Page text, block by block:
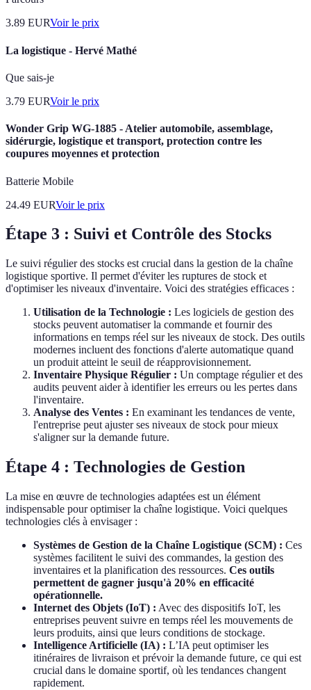
3.89 EURVoir le prix
La logistique - Hervé Mathé
Que sais-je
3.79 EURVoir le prix
Wonder Grip WG-1885 - Atelier automobile, assemblage,
sidérurgie, logistique et transport, protection contre les
coupures moyennes et protection
Batterie Mobile
24.49 EURVoir le prix
Étape 3 : Suivi et Contrôle des Stocks
Le suivi régulier des stocks est crucial dans la gestion de la chaîne
logistique sportive. Il permet d'éviter les ruptures de stock et
d'optimiser les niveaux d'inventaire. Voici des stratégies efficaces :
Utilisation de la Technologie : Les logiciels de gestion des
stocks peuvent automatiser la commande et fournir des
informations en temps réel sur les niveaux de stock. Des outils
modernes incluent des fonctions d'alerte automatique quand
un produit atteint le seuil de réapprovisionnement.
Inventaire Physique Régulier : Un comptage régulier et des
audits peuvent aider à identifier les erreurs ou les pertes dans
l'inventaire.
Analyse des Ventes : En examinant les tendances de vente,
l'entreprise peut ajuster ses niveaux de stock pour mieux
s'aligner sur la demande future.
Étape 4 : Technologies de Gestion
La mise en œuvre de technologies adaptées est un élément
indispensable pour optimiser la chaîne logistique. Voici quelques
technologies clés à envisager :
Systèmes de Gestion de la Chaîne Logistique (SCM) : Ces
systèmes facilitent le suivi des commandes, la gestion des
inventaires et la planification des ressources. Ces outils
permettent de gagner jusqu'à 20% en efficacité
opérationnelle.
Internet des Objets (IoT) : Avec des dispositifs IoT, les
entreprises peuvent suivre en temps réel les mouvements de
leurs produits, ainsi que leurs conditions de stockage.
Intelligence Artificielle (IA) : L’IA peut optimiser les
itinéraires de livraison et prévoir la demande future, ce qui est
crucial dans le domaine sportif, où les tendances changent
rapidement.